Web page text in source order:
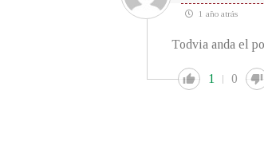
1 año atrás
Todvia anda el
1 0